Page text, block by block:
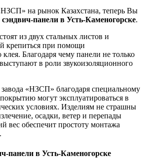
на рынок Казахстана, теперь Вы
сэндвич-панели в Усть-Каменогорске.
из двух стальных листов и
крепиться при помощи
Благодаря чему панели не только
в роли звукоизоляционного
«НЗСП» благодаря специальному
могут эксплуатироваться в
условиях. Изделиям не страшны
осадки, ветер и перепады
вес обеспечит простоту монтажа
панели в Усть-Каменогорске